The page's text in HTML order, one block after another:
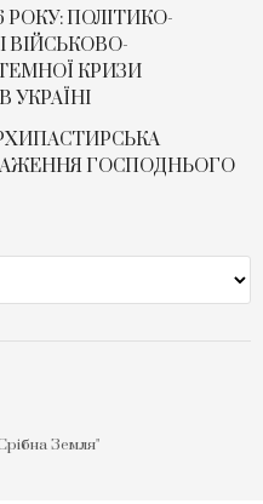
РОКУ: ПОЛІТИКО-
ВІЙСЬКОВО-
КРИЗИ
УКРАЇНІ
ГОСПОДНЬОГО
Земля"